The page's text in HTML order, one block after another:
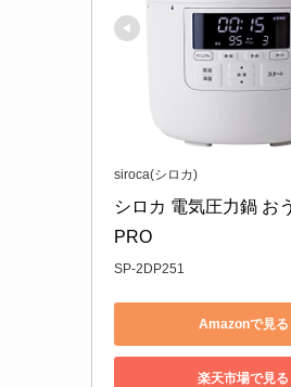
siroca(シロカ)
シロカ 電気圧力鍋 お
PRO
SP-2DP251
Amazonで見る
楽天市場で見る